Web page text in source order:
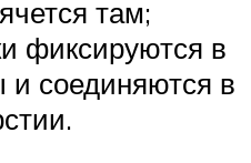
там;
фиксируются в
и соединяются в